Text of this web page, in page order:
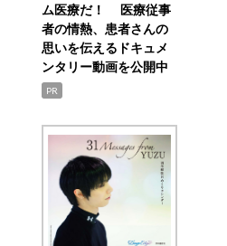
ム医療だ！ 医療従事
者の情熱、患者さんの
思いを伝えるドキュメ
ンタリー動画を公開中
PR